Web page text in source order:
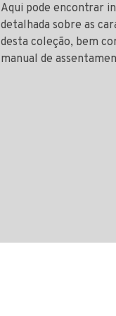
Aqui pode encontrar
detalhada sobre as
desta coleção, bem
manual de